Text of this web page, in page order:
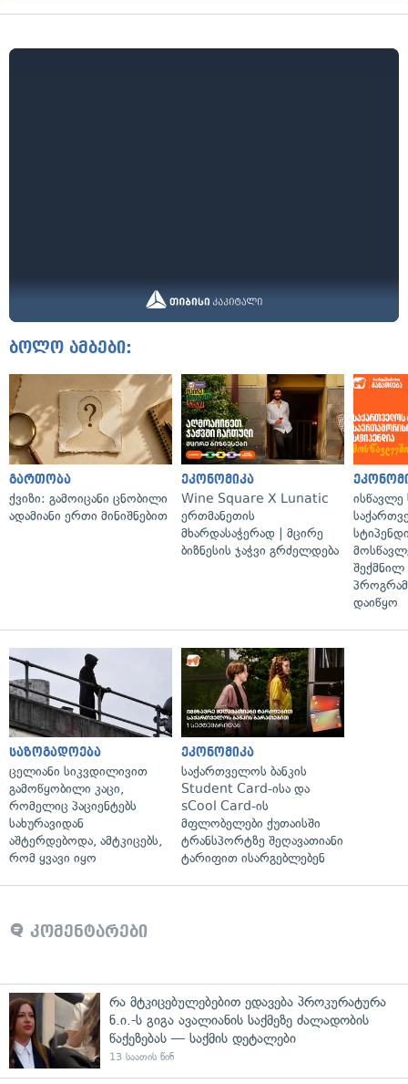
ბოლო ამბები:
გართობა
ქვიზი: გამოიცანი ცნობილი
ადამიანი ერთი მინიშნებით
ეკონომიკა
Wine Square X Lunatic
ერთმანეთის
მხარდასაჭერად | მცირე
ბიზნესის ჯაჭვი გრძელდება
ისწავლე
დაიწყო
საზოგადოება
ცელიანი სიკვდილივით
გამოწყობილი კაცი,
რომელიც პაციენტებს
სახურავიდან
აშტერდებოდა, ამტკიცებს,
რომ ყვავი იყო
ეკონომიკა
საქართველოს ბანკის
Student Card-ისა და
sCool Card-ის
მფლობელები ქუთაისში
ტრანსპორტზე შეღავათიანი
ტარიფით ისარგებლებენ
კომენტარები
რა მტკიცებულებებით ედავება პროკურატურა
ნ.ი.-ს გიგა ავალიანის საქმეზე ძალადობის
წაქეზებას — საქმის დეტალები
13 საათის წინ